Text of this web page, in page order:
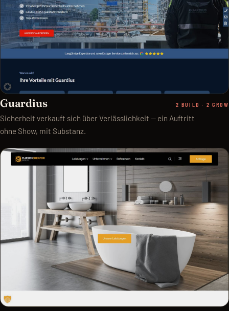
Guardius 2 BUILD · 2 GROW
Sicherheit verkauft sich über Verlässlichkeit — ein Auftritt
ohne Show, mit Substanz.